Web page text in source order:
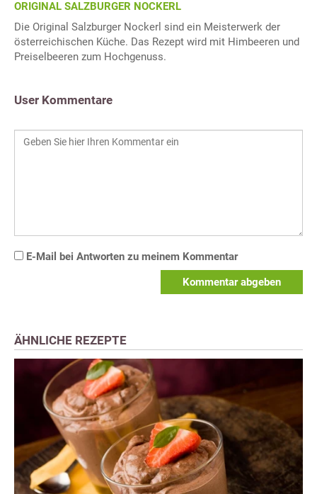
ORIGINAL SALZBURGER NOCKERL
Die Original Salzburger Nockerl sind ein Meisterwerk der
österreichischen Küche. Das Rezept wird mit Himbeeren und
Preiselbeeren zum Hochgenuss.
User Kommentare
E-Mail bei Antworten zu meinem Kommentar
Kommentar abgeben
ÄHNLICHE REZEPTE